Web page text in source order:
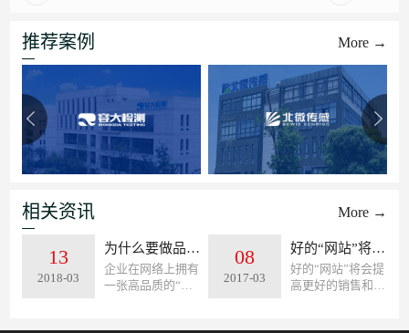
More →
推荐案例
More →
相关资讯
13
2018-03
为什么要做品牌网站？
企业在网络上拥有
一张高品质的“名
08
2017-03
好的“网站”将会提高更好的销售和品牌;无锡网络专业网...
好的“网站”将会提
高更好的销售和品